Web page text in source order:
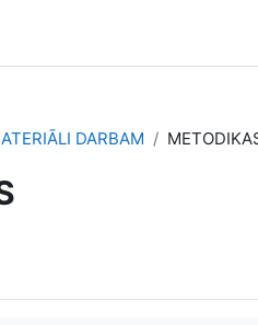
DARBAM